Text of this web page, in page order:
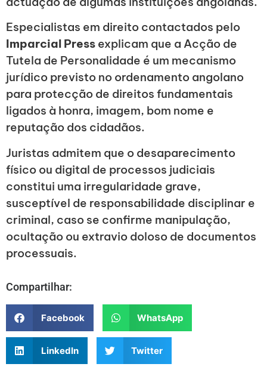
Especialistas em direito contactados pelo
Imparcial Press explicam que a Acção de
Tutela de Personalidade é um mecanismo
jurídico previsto no ordenamento angolano
para protecção de direitos fundamentais
ligados à honra, imagem, bom nome e
reputação dos cidadãos.
Juristas admitem que o desaparecimento
físico ou digital de processos judiciais
constitui uma irregularidade grave,
susceptível de responsabilidade disciplinar e
criminal, caso se confirme manipulação,
ocultação ou extravio doloso de documentos
processuais.
Compartilhar:
Facebook WhatsApp
LinkedIn Twitter